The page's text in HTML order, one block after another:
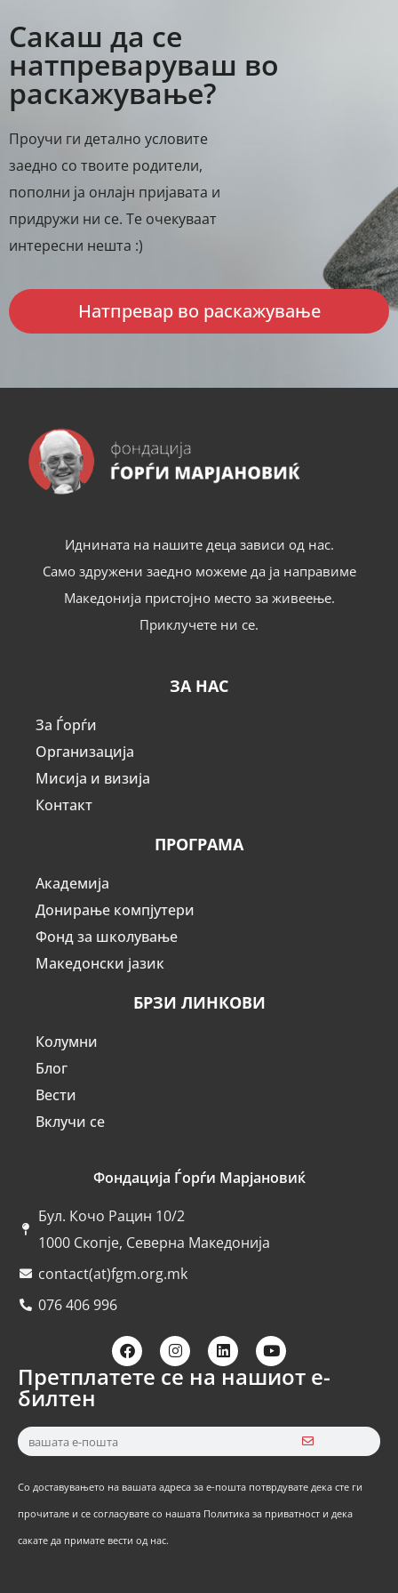
Сакаш да се
натпреваруваш во
раскажување?
Проучи ги детално условите
заедно со твоите родители,
пополни ја онлајн пријавата и
придружи ни се. Те очекуваат
интересни нешта :)
Натпревар во раскажување
Иднината на нашите деца зависи од нас.
Само здружени заедно можеме да ја направиме
Македонија пристојно место за живеење.
Приклучете ни се.
ЗА НАС
За Ѓорѓи
Организација
Мисија и визија
Контакт
ПРОГРАМА
Академија
Донирање компјутери
Фонд за школување
Македонски јазик
БРЗИ ЛИНКОВИ
Колумни
Блог
Вести
Вклучи се
Фондација Ѓорѓи Марјановиќ
Бул. Кочо Рацин 10/2
1000 Скопје, Северна Македонија
contact(at)fgm.org.mk
076 406 996
Претплатете се на нашиот е-
билтен
Со доставувањето на вашата адреса за е-пошта потврдувате дека сте ги
прочитале и се согласувате со нашата Политика за приватност и дека
сакате да примате вести од нас.